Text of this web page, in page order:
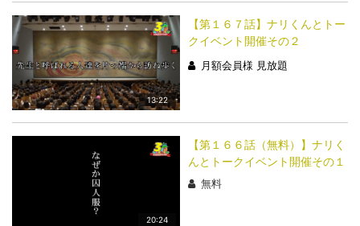
13:22
【第１６７話】ナリくんとトー
クイベント開催その２
月額会員様 見放題
20:24
【第１６６話（無料）】ナリく
んとトークイベント開催その１
無料